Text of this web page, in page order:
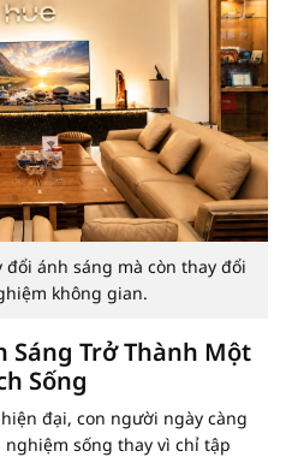
ánh sáng mà còn thay đổi
không gian.
Sáng Trở Thành Một
Sống
đại, con người ngày càng
sống thay vì chỉ tập